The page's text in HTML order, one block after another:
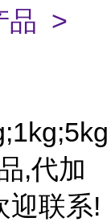
品 >
,代加
迎联系!